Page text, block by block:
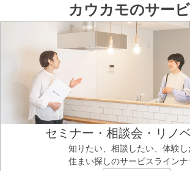
カウカモのサー
セミナー・相談会・リノ
知りたい、相談したい、体験し
住まい探しのサービスラインナ